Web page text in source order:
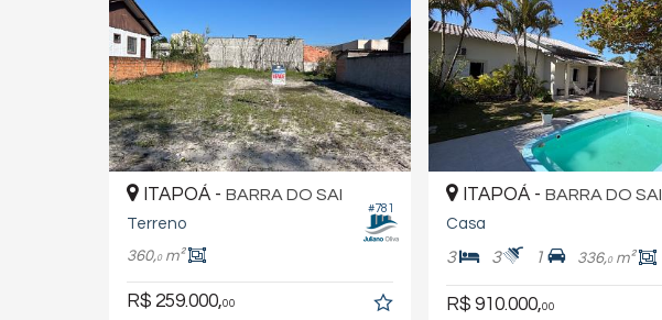
#781
ITAPOÁ - BARRA DO SAI
Terreno
360,0m²
R$ 259.000,00
ITAPOÁ - BARRA DO SAI
Casa
3 3 1 336,0m²
R$ 910.000,00